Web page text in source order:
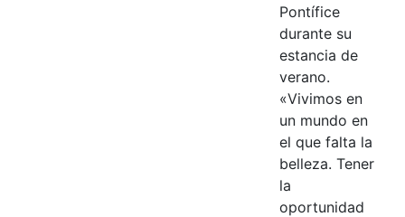
Pontífice
durante su
estancia de
verano.
«Vivimos en
un mundo en
el que falta la
belleza. Tener
la
oportunidad